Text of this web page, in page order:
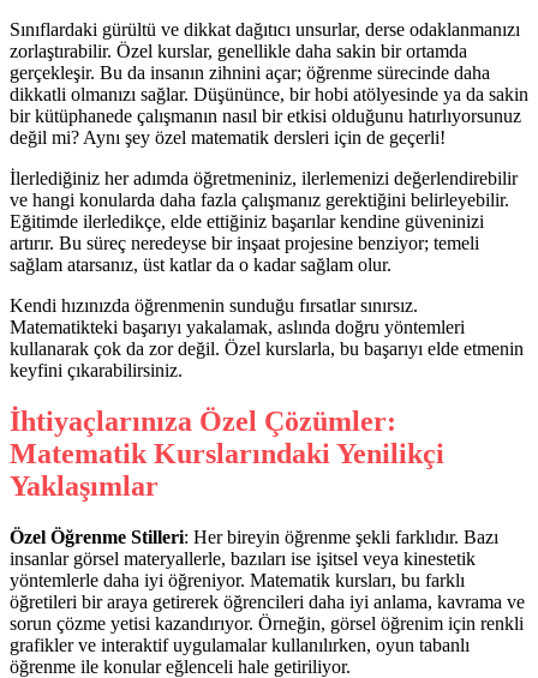
Sınıflardaki gürültü ve dikkat dağıtıcı unsurlar, derse odaklanmanızı
zorlaştırabilir. Özel kurslar, genellikle daha sakin bir ortamda
gerçekleşir. Bu da insanın zihnini açar; öğrenme sürecinde daha
dikkatli olmanızı sağlar. Düşününce, bir hobi atölyesinde ya da sakin
bir kütüphanede çalışmanın nasıl bir etkisi olduğunu hatırlıyorsunuz
değil mi? Aynı şey özel matematik dersleri için de geçerli!
İlerlediğiniz her adımda öğretmeniniz, ilerlemenizi değerlendirebilir
ve hangi konularda daha fazla çalışmanız gerektiğini belirleyebilir.
Eğitimde ilerledikçe, elde ettiğiniz başarılar kendine güveninizi
artırır. Bu süreç neredeyse bir inşaat projesine benziyor; temeli
sağlam atarsanız, üst katlar da o kadar sağlam olur.
Kendi hızınızda öğrenmenin sunduğu fırsatlar sınırsız.
Matematikteki başarıyı yakalamak, aslında doğru yöntemleri
kullanarak çok da zor değil. Özel kurslarla, bu başarıyı elde etmenin
keyfini çıkarabilirsiniz.
İhtiyaçlarınıza Özel Çözümler:
Matematik Kurslarındaki Yenilikçi
Yaklaşımlar
Özel Öğrenme Stilleri: Her bireyin öğrenme şekli farklıdır. Bazı
insanlar görsel materyallerle, bazıları ise işitsel veya kinestetik
yöntemlerle daha iyi öğreniyor. Matematik kursları, bu farklı
öğretileri bir araya getirerek öğrencileri daha iyi anlama, kavrama ve
sorun çözme yetisi kazandırıyor. Örneğin, görsel öğrenim için renkli
grafikler ve interaktif uygulamalar kullanılırken, oyun tabanlı
öğrenme ile konular eğlenceli hale getiriliyor.